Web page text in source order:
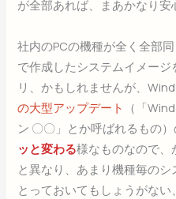
が全部あれば、まあかなり安
社内のPCの機種が全く全部
で作成したシステムイメー
リ、かもしれませんが、
の大型アップデート （「
ン 〇〇」とか呼ばれるもの
ッと変わる様なものなので、
と異なり、あまり機種毎の
とっておいてもしょうがな